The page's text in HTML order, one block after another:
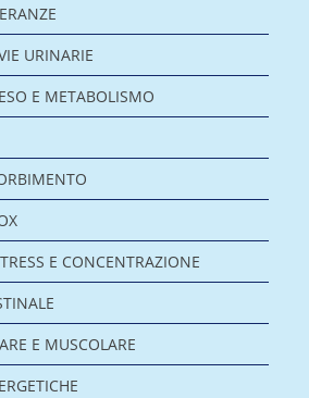
URINARIE
E METABOLISMO
E CONCENTRAZIONE
E MUSCOLARE